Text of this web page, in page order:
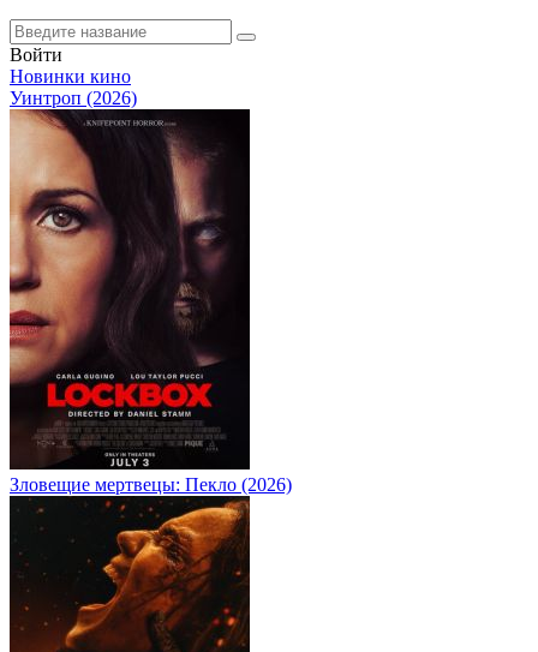
Войти
Новинки кино
Уинтроп (2026)
Зловещие мертвецы: Пекло (2026)